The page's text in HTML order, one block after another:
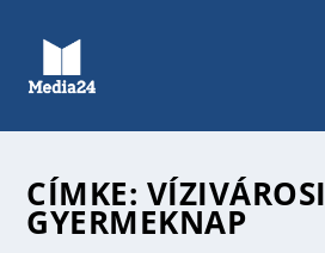
CÍMKE: VÍZIVÁROSI
GYERMEKNAP